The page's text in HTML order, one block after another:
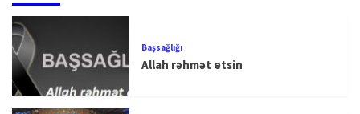
Başsağlığı
Allah rəhmət etsin